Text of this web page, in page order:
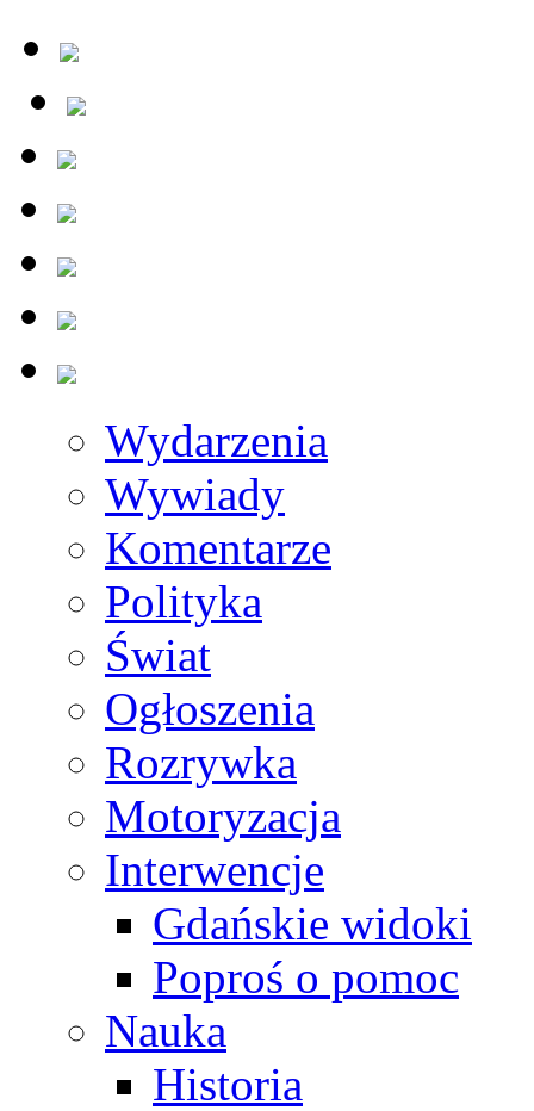
Wydarzenia
Wywiady
Komentarze
Polityka
Świat
Ogłoszenia
Rozrywka
Motoryzacja
Interwencje
Gdańskie widoki
Poproś o pomoc
Nauka
Historia